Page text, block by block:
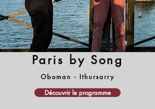
Paris by Song
Oboman - Ithursarry
Découvrir le programme